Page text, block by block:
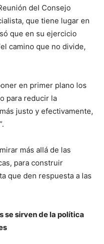
del Consejo
que tiene lugar en
que en su ejercicio
camino que no divide,
en primer plano los
para reducir la
justo y efectivamente,
más allá de las
para construir
que den respuesta a las
se sirven de la política